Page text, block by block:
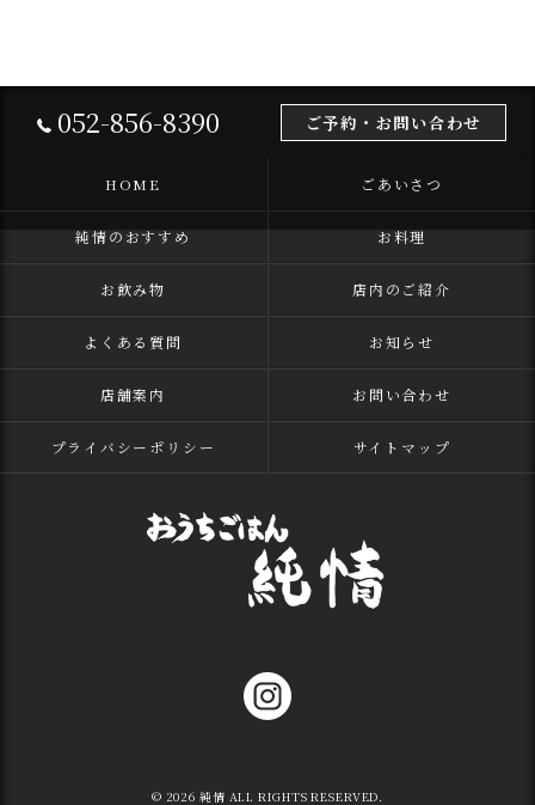
052-856-8390 ご予約・お問い合わせ
HOME ごあいさつ
純情のおすすめ お料理
お飲み物 店内のご紹介
よくある質問 お知らせ
店舗案内 お問い合わせ
プライバシーポリシー サイトマップ
© 2026 純情 ALL RIGHTS RESERVED.